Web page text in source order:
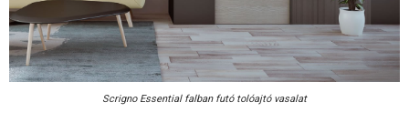
Scrigno Essential falban futó tolóajtó vasalat